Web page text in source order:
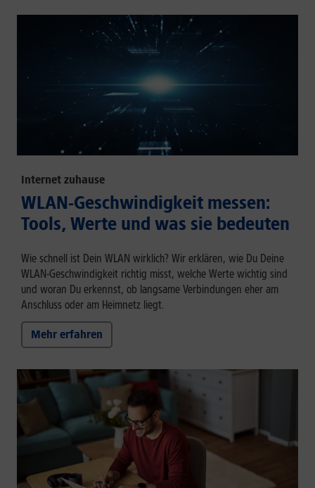
Internet zuhause
WLAN-Geschwindigkeit messen:
Tools, Werte und was sie bedeuten
Wie schnell ist Dein WLAN wirklich? Wir erklären, wie Du Deine
WLAN-Geschwindigkeit richtig misst, welche Werte wichtig sind
und woran Du erkennst, ob langsame Verbindungen eher am
Anschluss oder am Heimnetz liegt.
Mehr erfahren